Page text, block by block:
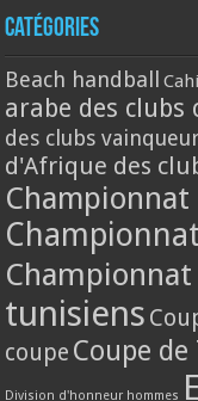
Catégories
Beach handball
arabe des clubs
des clubs
d'Afrique des
tunisiens
coupe Coupe de
Division d'honneur hommes